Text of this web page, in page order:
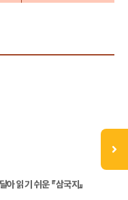
읽기 쉬운 『삼국지』